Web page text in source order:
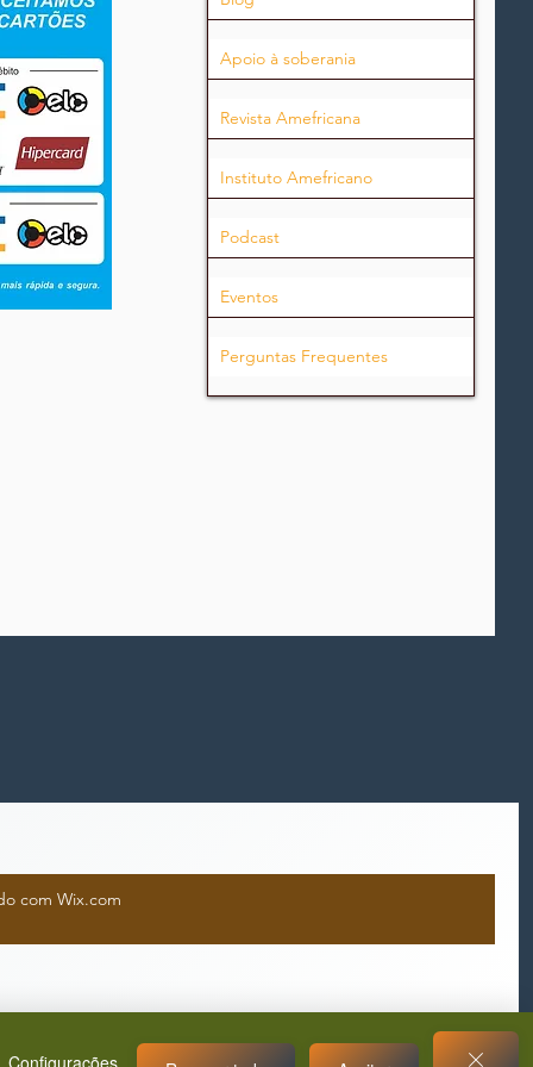
Apoio à soberania
Revista Amefricana
Instituto Amefricano
Podcast
Eventos
Perguntas Frequentes
com Wix.com
Configurações